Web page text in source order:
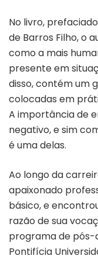
No livro,
de Barros Filho, o
como a mais
presente em
disso, contém um
colocadas em
A importância de
negativo, e sim
é uma delas.
Ao longo da
apaixonado
básico, e
razão de sua
programa de pós-
Pontifícia